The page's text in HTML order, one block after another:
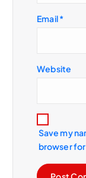
Email*
Website
Save my
browser